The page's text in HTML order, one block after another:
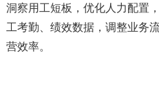
洞察用工短板，优化人力配置
工考勤、绩效数据，调整业务
营效率。